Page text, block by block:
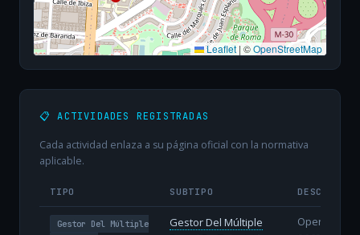
Leaflet | ©OpenStreetMap
📋 ACTIVIDADES REGISTRADAS
Cada actividad enlaza a su página oficial con la normativa
aplicable.
TIPO SUBTIPO
Gestor Del Múltiple
Gestor Del Múltiple
Operador